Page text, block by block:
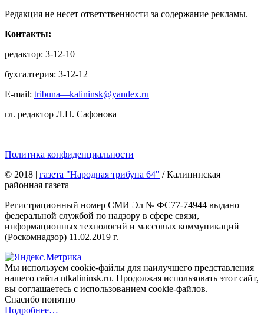
Редакция не несет ответственности за содержание рекламы.
Контакты:
редактор: 3-12-10
бухгалтерия: 3-12-12
E-mail: tribuna—kalininsk@yandex.ru
гл. редактор Л.Н. Сафонова
Политика конфиденциальности
© 2018
газета "Народная трибуна 64" / Калининская
районная газета
Регистрационный номер СМИ Эл № ФС77-74944 выдано
федеральной службой по надзору в сфере связи,
информационных технологий и массовых коммуникаций
(Роскомнадзор) 11.02.2019 г.
Мы используем cookie-файлы для наилучшего представления
нашего сайта ntkalininsk.ru. Продолжая использовать этот сайт,
вы соглашаетесь с использованием cookie-файлов.
Спасибо понятно
Подробнее…